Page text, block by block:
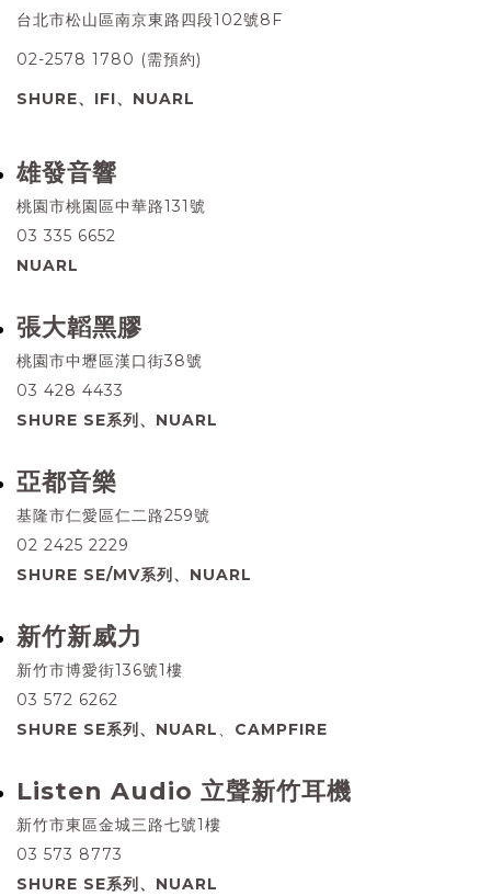
台北市松山區南京東路四段102號8F
02-2578 1780 (需預約)
SHURE、IFI、NUARL
雄發音響
桃園市桃園區中華路131號
03 335 6652
NUARL
張大韜黑膠
桃園市中壢區漢口街38號
03 428 4433
SHURE SE系列、NUARL
亞都音樂
基隆市仁愛區仁二路259號
02 2425 2229
SHURE SE/MV系列、NUARL
新竹新威力
新竹市博愛街136號1樓
03 572 6262
SHURE SE系列、NUARL、 CAMPFIRE
Listen Audio 立聲新竹耳機
新竹市東區金城三路七號1樓
03 573 8773
SHURE SE系列、NUARL